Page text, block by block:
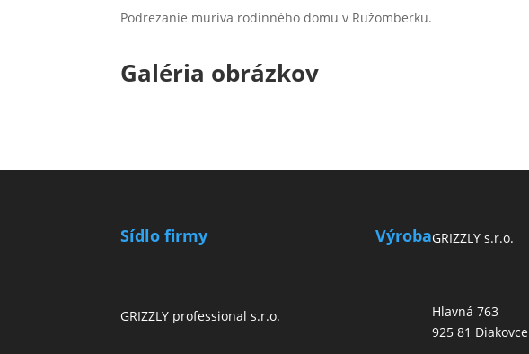
Podrezanie muriva rodinného domu v Ružomberku.
Galéria obrázkov
Sídlo firmy
GRIZZLY professional s.r.o.
VýrobaGRIZZLY s.r.o.
Hlavná 763
925 81 Diakovce